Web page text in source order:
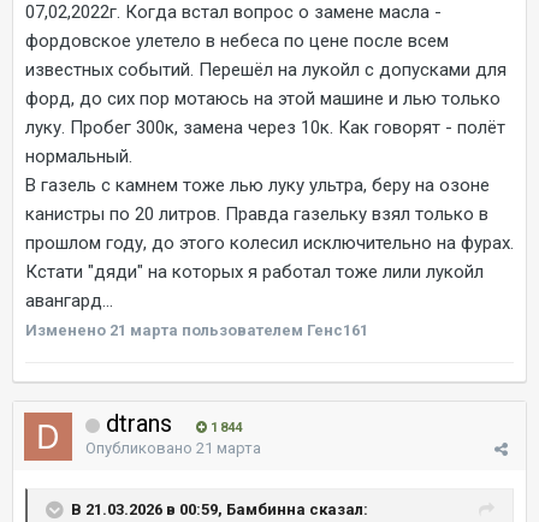
07,02,2022г. Когда встал вопрос о замене масла -
фордовское улетело в небеса по цене после всем
известных событий. Перешёл на лукойл с допусками для
форд, до сих пор мотаюсь на этой машине и лью только
луку. Пробег 300к, замена через 10к. Как говорят - полёт
нормальный.
В газель с камнем тоже лью луку ультра, беру на озоне
канистры по 20 литров. Правда газельку взял только в
прошлом году, до этого колесил исключительно на фурах.
Кстати "дяди" на которых я работал тоже лили лукойл
авангард...
Изменено 21 марта пользователем Генс161
dtrans 1 844
Опубликовано 21 марта
В 21.03.2026 в 00:59, Бамбинна сказал: